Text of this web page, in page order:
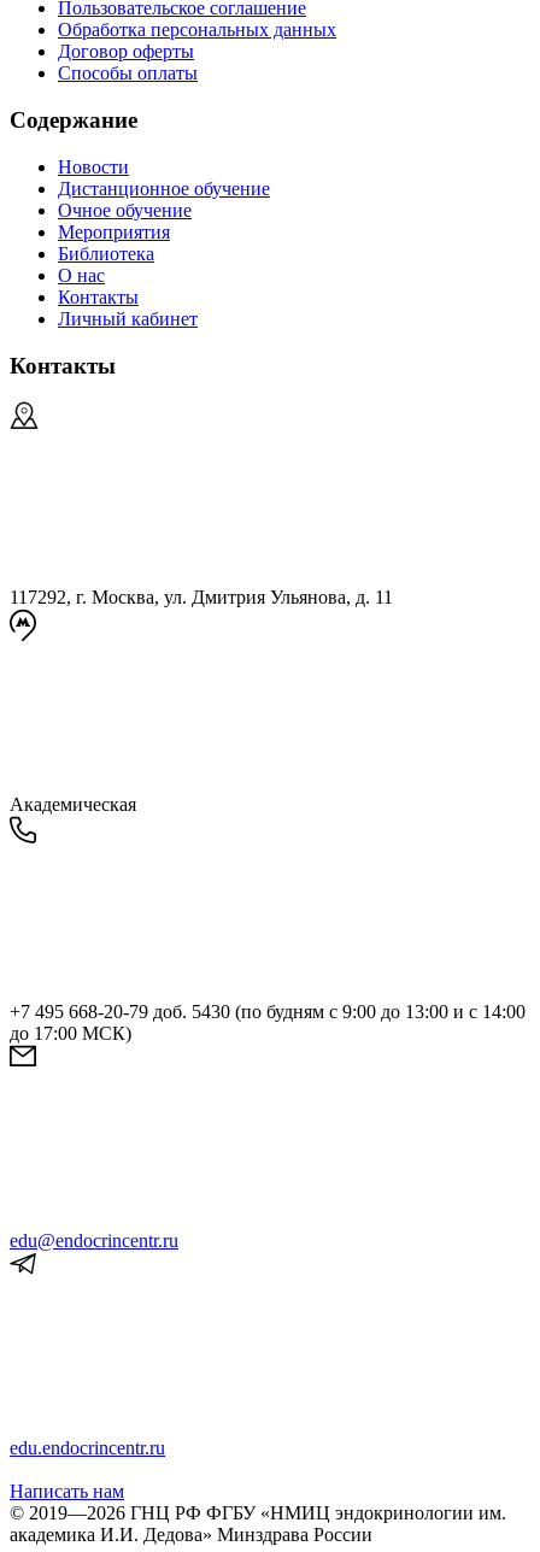
Пользовательское соглашение
Обработка персональных данных
Договор оферты
Способы оплаты
Содержание
Новости
Дистанционное обучение
Очное обучение
Мероприятия
Библиотека
О нас
Контакты
Личный кабинет
Контакты
117292, г. Москва, ул. Дмитрия Ульянова, д. 11
Академическая
+7 495 668-20-79 доб. 5430 (по будням с 9:00 до 13:00 и с 14:00
до 17:00 МСК)
edu@endocrincentr.ru
edu.endocrincentr.ru
Написать нам
© 2019—2026 ГНЦ РФ ФГБУ «НМИЦ эндокринологии им.
академика И.И. Дедова» Минздрава России